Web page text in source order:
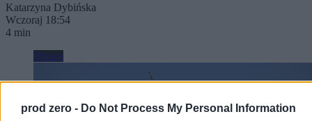
prod zero - Do Not Process My Personal Information
Katarzyna Dybińska
Wczoraj 18:54
4 min
Biznes